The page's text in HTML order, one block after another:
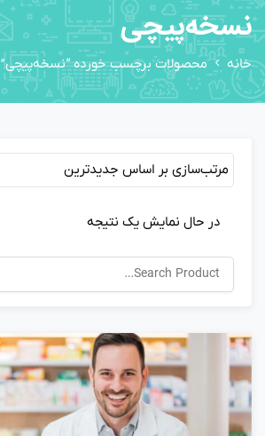
نسخه‌پیچی
خانه محصولات برچسب خورده “نسخه‌پیچی”
مرتب‌سازی بر اساس جدیدترین
در حال نمایش یک نتیجه